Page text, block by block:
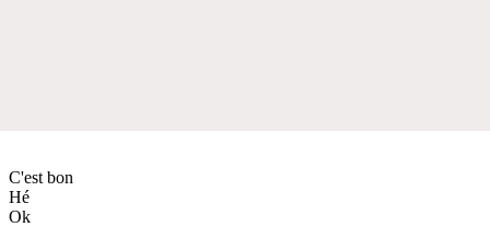
C'est bon
Hé
Ok